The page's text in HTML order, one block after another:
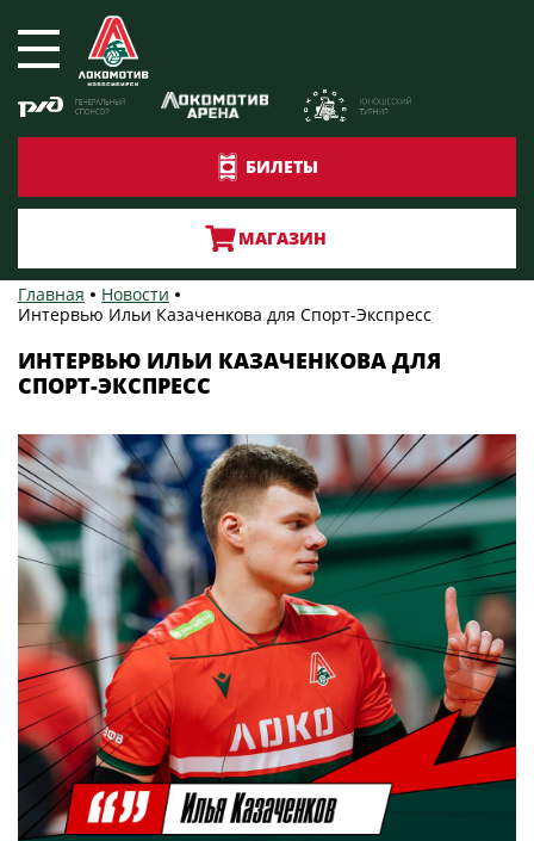
БИЛЕТЫ
МАГАЗИН
Главная
Новости
Интервью Ильи Казаченкова для Спорт-Экспресс
ИНТЕРВЬЮ ИЛЬИ КАЗАЧЕНКОВА ДЛЯ
СПОРТ-ЭКСПРЕСС